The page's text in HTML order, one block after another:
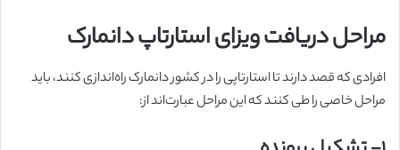
مراحل دریافت ویزای استارتاپ دانمارک
افرادی که قصد دارند تا استارتاپی را در کشور دانمارک راه‌اندازی کنند، باید
مراحل خاصی را طی کنند که این مراحل عبارت‌اند از: